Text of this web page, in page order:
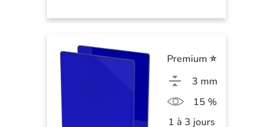
Premium ⭐
3 mm
15 %
1 à 3 jours